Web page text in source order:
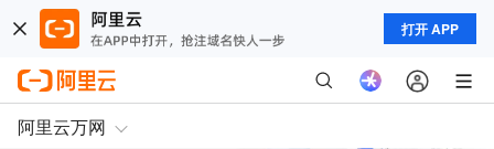
打开 APP
阿里云万网